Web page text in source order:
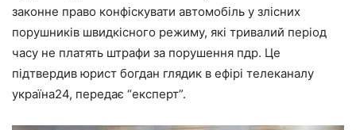
законне право конфіскувати автомобіль у злісних
порушників швидкісного режиму, які тривалий період
часу не платять штрафи за порушення пдр. Це
підтвердив юрист богдан глядик в ефірі телеканалу
україна24, передає “експерт”.